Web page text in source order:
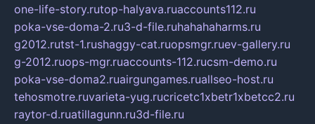
one-life-story.rutop-halyava.ruaccounts112.ru
poka-vse-doma-2.ru3-d-file.ruhahahaharms.ru
g2012.rutst-1.rushaggy-cat.ruopsmgr.ruev-gallery.ru
g-2012.ruops-mgr.ruaccounts-112.rucsm-demo.ru
poka-vse-doma2.ruairgungames.ruallseo-host.ru
tehosmotre.ruvarieta-yug.rucricetc1xbetr1xbetcc2.ru
raytor-d.ruatillagunn.ru3d-file.ru